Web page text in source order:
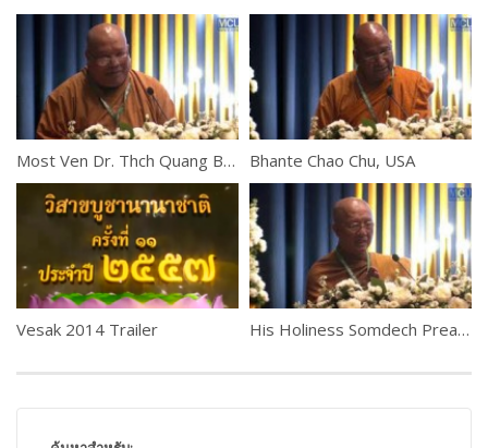
Most Ven Dr. Thch Quang Ba, Australia Bhante Chao Chu, USA
Vesak 2014 Trailer His Holiness Somdech Preah Mahasangharajah Bour Kry, Cambodia